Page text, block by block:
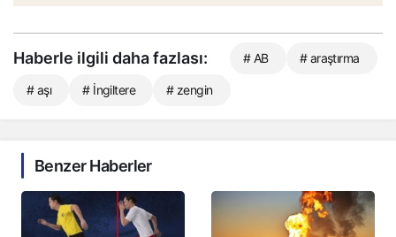
Haberle ilgili daha fazlası: # AB # araştırma
# aşı # İngiltere # zengin
Benzer Haberler